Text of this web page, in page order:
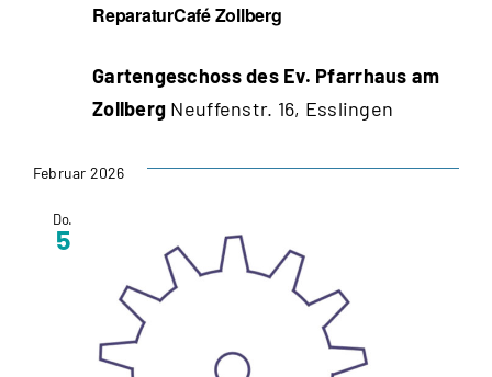
ReparaturCafé Zollberg
Gartengeschoss des Ev. Pfarrhaus am
Zollberg Neuffenstr. 16, Esslingen
Februar 2026
Do.
5